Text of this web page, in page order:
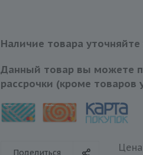
Наличие товара
Данный товар вы можете
рассрочки (кроме
Поделиться